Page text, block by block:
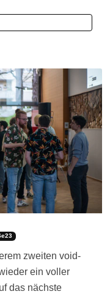
zweiten void-
ein voller
das nächste